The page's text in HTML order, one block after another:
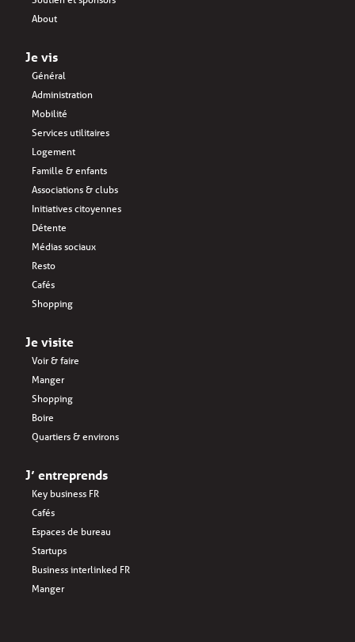
About
Je vis
Général
Administration
Mobilité
Services utilitaires
Logement
Famille & enfants
Associations & clubs
Initiatives citoyennes
Détente
Médias sociaux
Resto
Cafés
Shopping
Je visite
Voir & faire
Manger
Shopping
Boire
Quartiers & environs
J’ entreprends
Key business FR
Cafés
Espaces de bureau
Startups
Business interlinked FR
Manger